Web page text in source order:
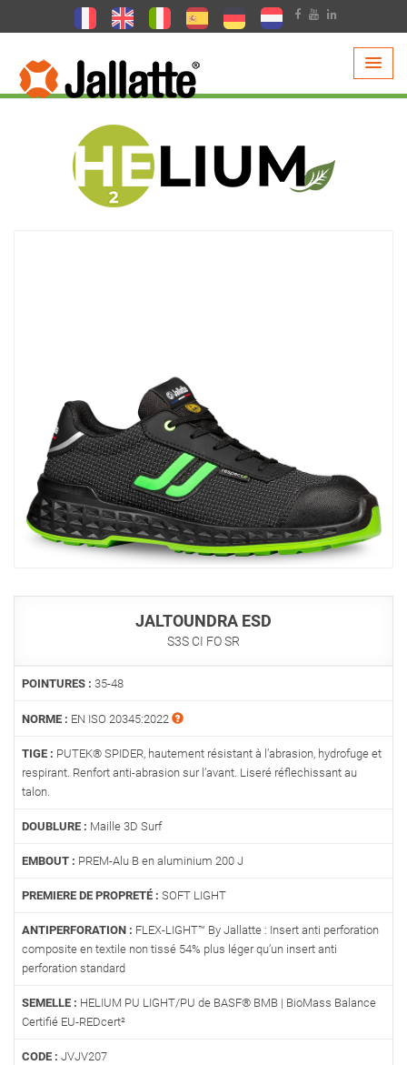
PRODUITS > COLLECTIONS >
JALTOUNDRA ESD
S3S CI FO SR
POINTURES : 35-48
NORME : EN ISO 20345:2022
TIGE : PUTEK® SPIDER, hautement résistant à l’abrasion, hydrofuge et
respirant. Renfort anti-abrasion sur l’avant. Liseré réflechissant au
talon.
DOUBLURE : Maille 3D Surf
EMBOUT : PREM-Alu B en aluminium 200 J
PREMIERE DE PROPRETÉ : SOFT LIGHT
ANTIPERFORATION : FLEX-LIGHT™ By Jallatte : Insert anti perforation
composite en textile non tissé 54% plus léger qu’un insert anti
perforation standard
SEMELLE : HELIUM PU LIGHT/PU de BASF® BMB | BioMass Balance
Certifié EU-REDcert²
CODE : JVJV207